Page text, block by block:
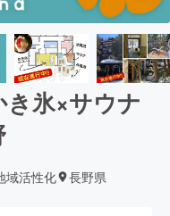
き氷×サウナ
域活性化 長野県